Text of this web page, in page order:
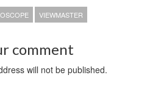
VIEWMASTER
comment
will not be published.